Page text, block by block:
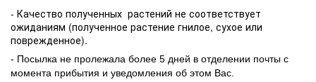
- Качество полученных растений не соответствует
ожиданиям (полученное растение гнилое, сухое или
поврежденное).
- Посылка не пролежала более 5 дней в отделении почты с
момента прибытия и уведомления об этом Вас.